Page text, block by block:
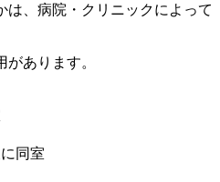
は、病院・クリニックによって
あります。
同室